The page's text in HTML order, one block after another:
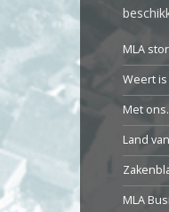
MLA
Weert
Met
Land
MLA